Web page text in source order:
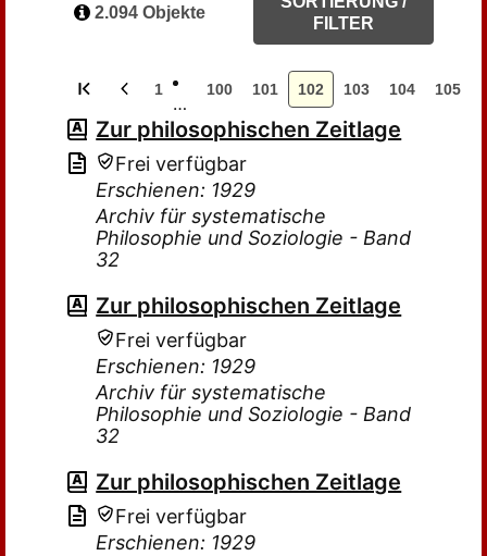
2.094 Objekte
FILTER
1
…
100 101 102 103 104 105
Zur philosophischen Zeitlage
Frei verfügbar
Erschienen: 1929
Archiv für systematische
Philosophie und Soziologie - Band
32
Zur philosophischen Zeitlage
Frei verfügbar
Erschienen: 1929
Archiv für systematische
Philosophie und Soziologie - Band
32
Zur philosophischen Zeitlage
Frei verfügbar
Erschienen: 1929